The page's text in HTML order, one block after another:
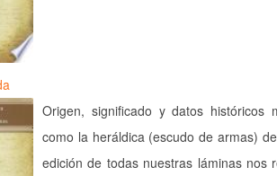
Origen, significado y datos históricos
como la heráldica (escudo de armas)
edición de todas nuestras láminas nos